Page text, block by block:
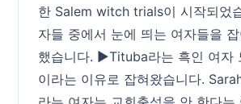
한 Salem witch trials이 시작되었
자들 중에서 눈에 띄는 여자들을
했습니다. ▶Tituba라는 흑인 여자
이라는 이유로 잡혀왔습니다.